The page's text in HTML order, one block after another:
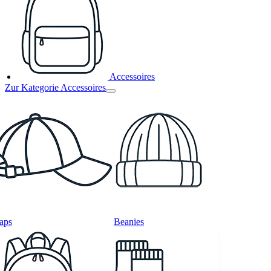
Accessoires
Zur Kategorie Accessoires
Beanies